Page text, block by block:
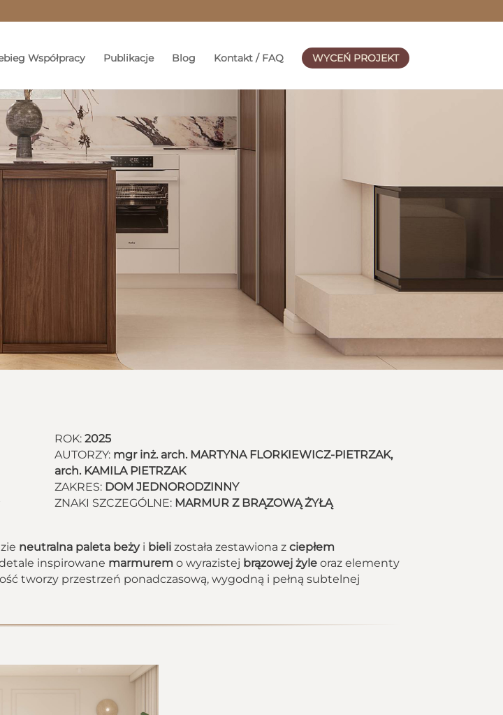
Współpracy Publikacje Blog Kontakt / FAQ WYCEŃ PROJEKT
ROK: 2025
AUTORZY: mgr inż. arch. MARTYNA FLORKIEWICZ-PIETRZAK,
arch. KAMILA PIETRZAK
ZAKRES: DOM JEDNORODZINNY
ZNAKI SZCZEGÓLNE: MARMUR Z BRĄZOWĄ ŻYŁĄ
neutralna paleta beżyi bieli została zestawiona zciepłem
inspirowane marmurem o wyrazistej brązowej żyle oraz elementy
tworzy przestrzeń ponadczasową, wygodną i pełną subtelnej